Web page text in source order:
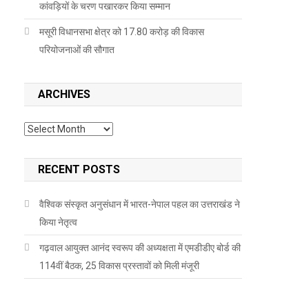
कांवड़ियों के चरण पखारकर किया सम्मान
मसूरी विधानसभा क्षेत्र को 17.80 करोड़ की विकास
परियोजनाओं की सौगात
ARCHIVES
Archives
RECENT POSTS
वैश्विक संस्कृत अनुसंधान में भारत-नेपाल पहल का उत्तराखंड ने
किया नेतृत्व
गढ़वाल आयुक्त आनंद स्वरूप की अध्यक्षता में एमडीडीए बोर्ड की
114वीं बैठक, 25 विकास प्रस्तावों को मिली मंजूरी